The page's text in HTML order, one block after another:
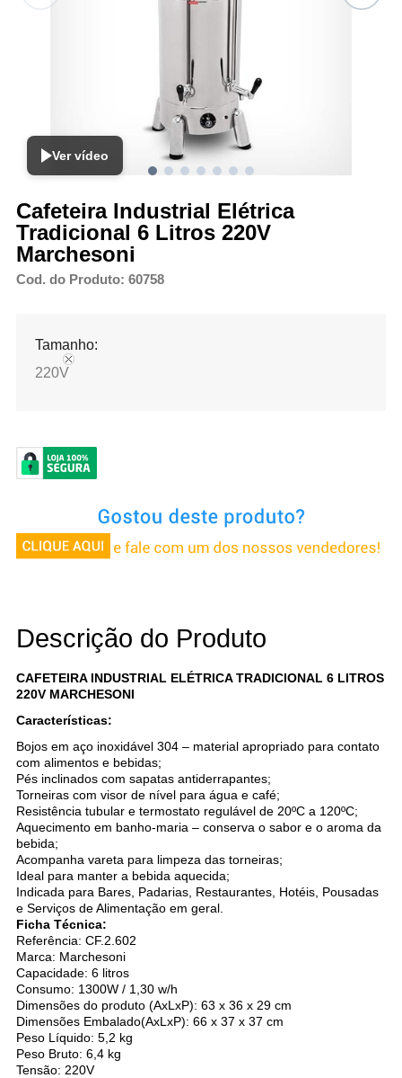
Ver vídeo
Cafeteira Industrial Elétrica
Tradicional 6 Litros 220V
Marchesoni
Cod. do Produto: 60758
Tamanho:
220V
Descrição do Produto
CAFETEIRA INDUSTRIAL ELÉTRICA TRADICIONAL 6 LITROS
220V MARCHESONI
Características:
Bojos em aço inoxidável 304 – material apropriado para contato
com alimentos e bebidas;
Pés inclinados com sapatas antiderrapantes;
Torneiras com visor de nível para água e café;
Resistência tubular e termostato regulável de 20ºC a 120ºC;
Aquecimento em banho-maria – conserva o sabor e o aroma da
bebida;
Acompanha vareta para limpeza das torneiras;
Ideal para manter a bebida aquecida;
Indicada para Bares, Padarias, Restaurantes, Hotéis, Pousadas
e Serviços de Alimentação em geral.
Ficha Técnica:
Referência: CF.2.602
Marca: Marchesoni
Capacidade: 6 litros
Consumo: 1300W / 1,30 w/h
Dimensões do produto (AxLxP): 63 x 36 x 29 cm
Dimensões Embalado(AxLxP): 66 x 37 x 37 cm
Peso Líquido: 5,2 kg
Peso Bruto: 6,4 kg
Tensão: 220V